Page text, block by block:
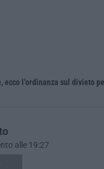
ecco l’ordinanza sul divieto
alle 19:27